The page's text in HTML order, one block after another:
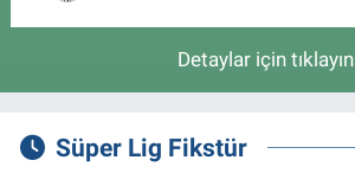
Detaylar için tıklayın
Süper Lig Fikstür